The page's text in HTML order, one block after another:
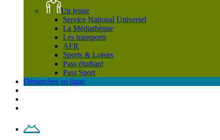
Un jeune
Service National Universel
La Médiathèque
Les transports
AFR
Sports & Loisirs
Pass étudiant
Pass Sport
Démarches en ligne
Contact